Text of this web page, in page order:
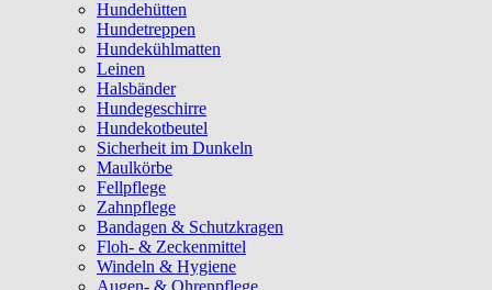
Hundehütten
Hundetreppen
Hundekühlmatten
Leinen
Halsbänder
Hundegeschirre
Hundekotbeutel
Sicherheit im Dunkeln
Maulkörbe
Fellpflege
Zahnpflege
Bandagen & Schutzkragen
Floh- & Zeckenmittel
Windeln & Hygiene
Augen- & Ohrenpflege